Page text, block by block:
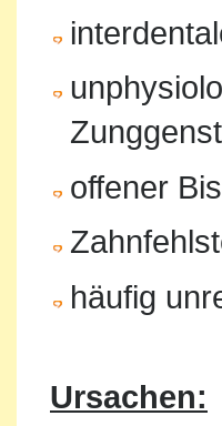
offener
häufig
Ursachen: